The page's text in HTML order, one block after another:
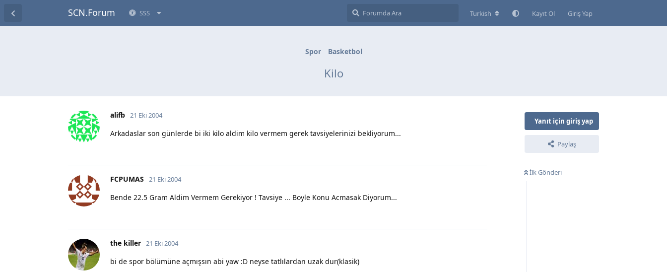
SCN.Forum SSS Turkish Kayıt Ol Giriş Yap
Spor Basketbol
Kilo
Yanıt için giriş yap
Paylaş
İlk Gönderi
alifb 21 Eki 2004
Arkadaslar son günlerde bi iki kilo aldim kilo vermem gerek tavsiyelerinizi bekliyorum...
FCPUMAS 21 Eki 2004
Bende 22.5 Gram Aldim Vermem Gerekiyor ! Tavsiye ... Boyle Konu Acmasak Diyorum...
the killer 21 Eki 2004
bi de spor bölümüne açmışsın abi yaw :D neyse tatlılardan uzak dur(klasik)